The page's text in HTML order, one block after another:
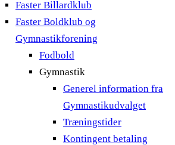
Faster Billardklub
Faster Boldklub og
Gymnastikforening
Fodbold
Gymnastik
Generel information fra
Gymnastikudvalget
Træningstider
Kontingent betaling